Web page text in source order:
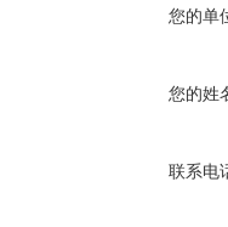
您的单
您的姓
联系电